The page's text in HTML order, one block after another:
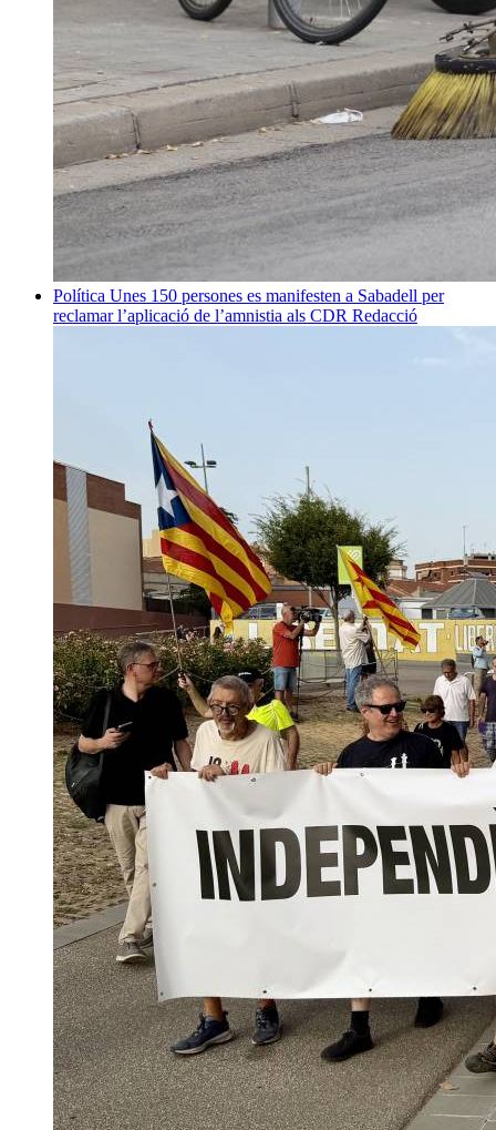
Política Unes 150 persones es manifesten a Sabadell per
reclamar l’aplicació de l’amnistia als CDR Redacció